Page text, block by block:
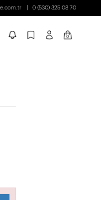
0 (530) 325 08 70
0